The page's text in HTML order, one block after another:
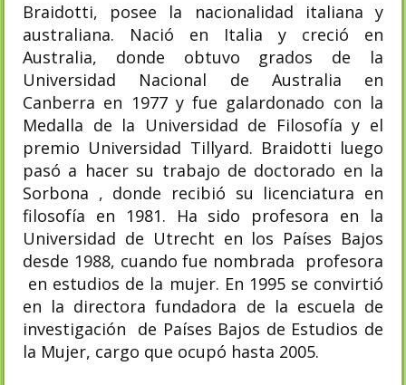
Braidotti, posee la nacionalidad italiana y
australiana. Nació en Italia y creció en
Australia, donde obtuvo grados de la
Universidad Nacional de Australia en
Canberra en 1977 y fue galardonado con la
Medalla de la Universidad de Filosofía y el
premio Universidad Tillyard. Braidotti luego
pasó a hacer su trabajo de doctorado en la
Sorbona , donde recibió su licenciatura en
filosofía en 1981. Ha sido profesora en la
Universidad de Utrecht en los Países Bajos
desde 1988, cuando fue nombrada profesora
en estudios de la mujer. En 1995 se convirtió
en la directora fundadora de la escuela de
investigación de Países Bajos de Estudios de
la Mujer, cargo que ocupó hasta 2005.